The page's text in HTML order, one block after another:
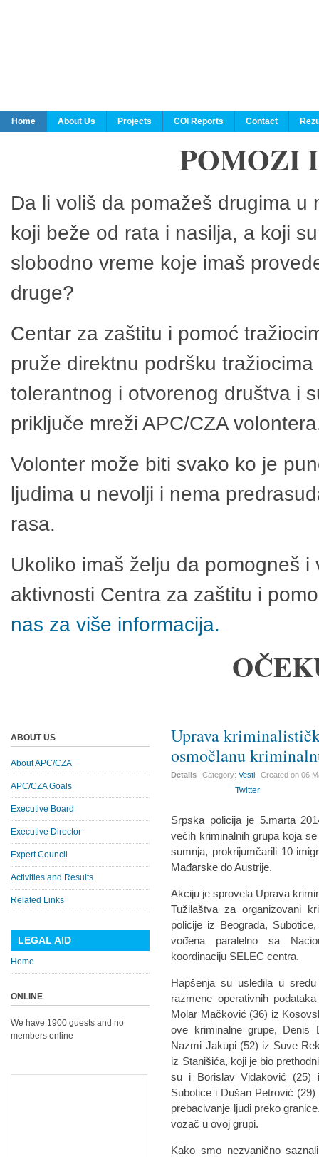
Home About Us Projects COI Reports Contact
POMOZI
Da li voliš da pomažeš drugima
koji beže od rata i nasilja, a koji
slobodno vreme koje imaš
druge?
Centar za zaštitu i pomoć
pruže direktnu podršku
tolerantnog i otvorenog društva i
priključe mreži APC/CZA
Volonter može biti svako ko je
ljudima u nevolji i nema
rasa.
Ukoliko imaš želju da pomogneš
aktivnosti Centra za zaštitu i
nas za više informacija.
Uprava
osmočlanu
Details Category:Vesti Created on06
Twitter
Srpska policija je 5.marta
većih kriminalnih grupa koja
sumnja, prokrijumčarili 10
Mađarske do Austrije.
Akciju je sprovela Uprava
Tužilaštva za organizovani
policije iz Beograda,
vođena paralelno sa
koordinaciju SELEC centra.
Hapšenja su usledila u
razmene operativnih
Molar Mačković (36) iz
ove kriminalne grupe, Denis
Nazmi Jakupi (52) iz Suve
iz Stanišića, koji je bio
su i Borislav Vidaković (25)
Subotice i Dušan Petrović
prebacivanje ljudi preko
vozač u ovoj grupi.
Kako smo nezvanično
ABOUT US
About APC/CZA
APC/CZA Goals
Executive Board
Executive Director
Expert Council
Activities and Results
Related Links
LEGAL AID
Home
ONLINE
We have 1900 guests and no
members online